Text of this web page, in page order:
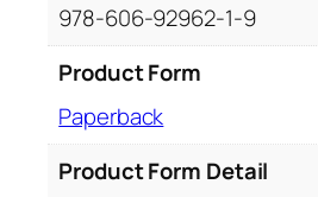
978-606-92962-1-9
Product Form
Paperback
Product Form Detail